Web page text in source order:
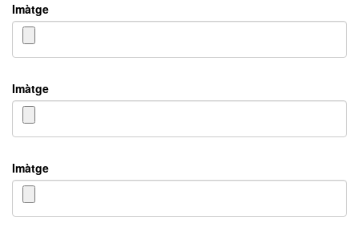
Imàtge
Imàtge
Imàtge